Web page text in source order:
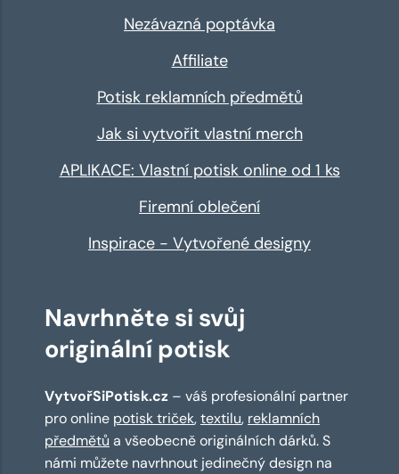
Nezávazná poptávka
Affiliate
Potisk reklamních předmětů
Jak si vytvořit vlastní merch
APLIKACE: Vlastní potisk online od 1 ks
Firemní oblečení
Inspirace - Vytvořené designy
Navrhněte si svůj
originální potisk
VytvořSiPotisk.cz – váš profesionální partner
pro online potisk triček,textilu, reklamních
předmětů a všeobecně originálních dárků. S
námi můžete navrhnout jedinečný design na